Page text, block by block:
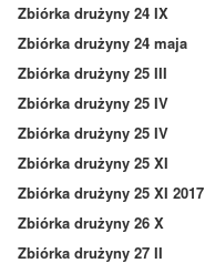
Zbiórka drużyny 24 IX
Zbiórka drużyny 24 maja
Zbiórka drużyny 25 III
Zbiórka drużyny 25 IV
Zbiórka drużyny 25 IV
Zbiórka drużyny 25 XI
Zbiórka drużyny 25 XI 2017
Zbiórka drużyny 26 X
Zbiórka drużyny 27 II